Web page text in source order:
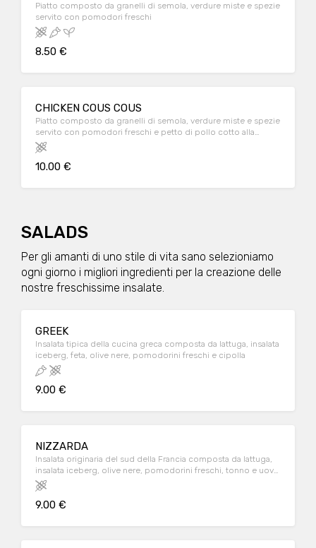
Piatto composto da granelli di semola, verdure miste e spezie
servito con pomodori freschi
8.50 €
CHICKEN COUS COUS
Piatto composto da granelli di semola, verdure miste e spezie
servito con pomodori freschi e petto di pollo cotto alla
piastra
10.00 €
SALADS
Per gli amanti di uno stile di vita sano selezioniamo
ogni giorno i migliori ingredienti per la creazione delle
nostre freschissime insalate.
GREEK
Insalata tipica della cucina greca composta da lattuga, insalata
iceberg, feta, olive nere, pomodorini freschi e cipolla
9.00 €
NIZZARDA
Insalata originaria del sud della Francia composta da lattuga,
insalata iceberg, olive nere, pomodorini freschi, tonno e uova
sode
9.00 €